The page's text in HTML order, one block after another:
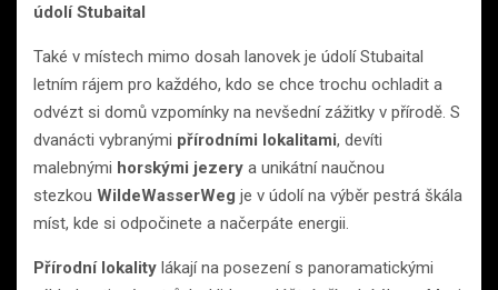
údolí Stubaital
Také v místech mimo dosah lanovek je údolí Stubaital
letním rájem pro každého, kdo se chce trochu ochladit a
odvézt si domů vzpomínky na nevšední zážitky v přírodě. S
dvanácti vybranými přírodními lokalitami, devíti
malebnými horskými jezery a unikátní naučnou
stezkou WildeWasserWeg je v údolí na výběr pestrá škála
míst, kde si odpočinete a načerpáte energii.
Přírodní lokality lákají na posezení s panoramatickými